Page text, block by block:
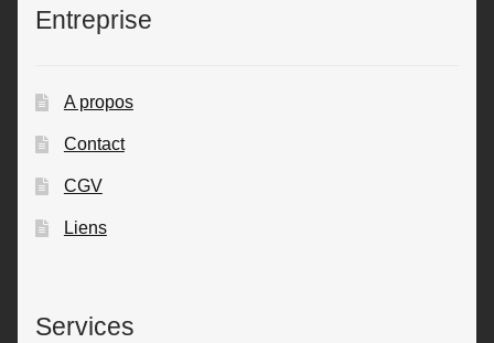
Entreprise
A propos
Contact
CGV
Liens
Services